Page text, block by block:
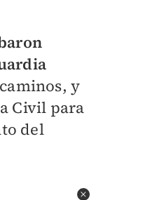
y
Civil para
del